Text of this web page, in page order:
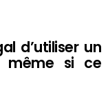
d’utiliser un
même si ce